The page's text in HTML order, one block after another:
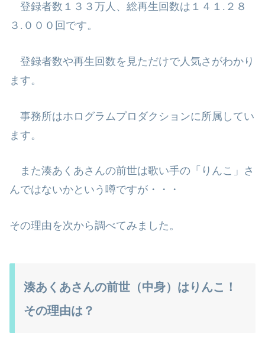
登録者数１３３万人、総再生回数は１４１ . ２８
３ . ０００回です。
登録者数や再生回数を見ただけで人気さがわかり
ます。
事務所はホログラムプロダクションに所属してい
ます。
また湊あくあさんの前世は歌い手の「りんこ」さ
んではないかという噂ですが・・・
その理由を次から調べてみました。
湊あくあさんの前世（中身）はりんこ！
その理由は？